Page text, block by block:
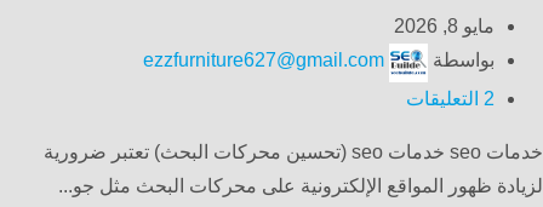
مايو 8, 2026
بواسطة
ezzfurniture627@gmail.com
2 التعليقات
خدمات seo خدمات seo (تحسين محركات البحث) تعتبر ضرورية
لزيادة ظهور المواقع الإلكترونية على محركات البحث مثل جو...